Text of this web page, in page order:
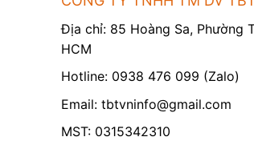
Địa chỉ: 85 Hoàng Sa, Phường
HCM
Hotline: 0938 476 099 (Zalo)
Email: tbtvninfo@gmail.com
MST: 0315342310